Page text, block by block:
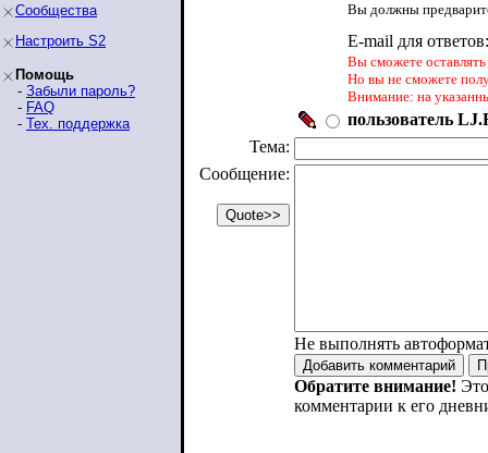
Сообщества
Настроить S2
Помощь
- Забыли пароль?
- FAQ
- Тех. поддержка
Вы должны
E-mail для
Вы сможете
Но вы не сможете
Внимание: на
пользователь
Тема:
Сообщение:
Не выполнять
Обратите внимание!
комментарии к его